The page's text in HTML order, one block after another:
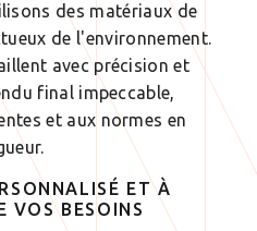
des matériaux de
de l'environnement.
avec précision et
final impeccable,
et aux normes en
ET À
VOS BESOINS